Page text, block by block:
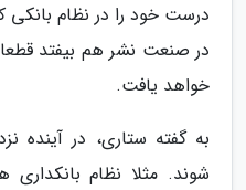
درست خود را در نظام بانکی
در صنعت نشر هم بیفتد قطعا
خواهد یافت.
به گفته ستاری، در آینده
شوند. مثلا نظام